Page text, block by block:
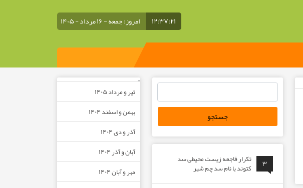
۱۲:۳۷:۲۲ امروز: جمعه - ۱۶ مرداد - ۱۴۰۵
۳
تکرار فاجعه زیست محیطی سد
کتوند با نام سد چم شیر
–
تیر و مرداد ۱۴۰۵
بهمن و اسفند ۱۴۰۴
آذر و دی ۱۴۰۴
آبان و آذر ۱۴۰۴
مهر و آبان ۱۴۰۴